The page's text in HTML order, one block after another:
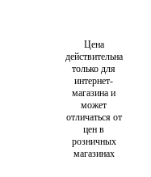
Цена
действительна
только для
интернет-
магазина и
может
отличаться от
цен в
розничных
магазинах